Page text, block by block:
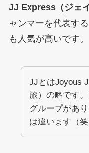
JJ Express（ジェ
ャンマーを代表す
も人気が高いです。
JJとはJoyous
旅）の略です
グループがあ
は違います（笑